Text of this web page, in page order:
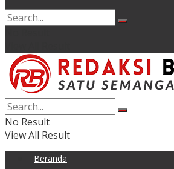
No Result
View All Result
Beranda